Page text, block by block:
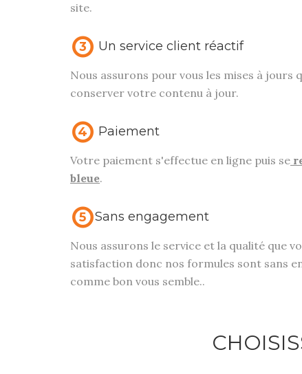
site.
3 Un service client réactif
Nous assurons pour vous les mises à jours
conserver votre contenu à jour.
4 Paiement
Votre paiement s'effectue en ligne puis se
bleue.
5 Sans engagement
Nous assurons le service et la qualité que
satisfaction donc nos formules sont sans
comme bon vous semble..